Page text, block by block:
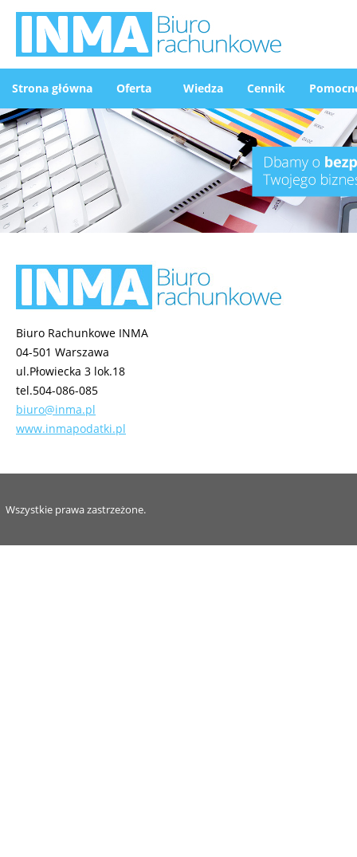
Strona główna Oferta Wiedza Cennik
Biuro Rachunkowe INMA
04-501 Warszawa
ul.Płowiecka 3 lok.18
tel.504-086-085
biuro@inma.pl
www.inmapodatki.pl
Wszystkie prawa zastrzeżone.